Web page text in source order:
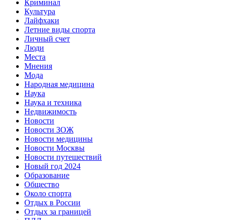
Криминал
Культура
Лайфхаки
Летние виды спорта
Личный счет
Люди
Места
Мнения
Мода
Народная медицина
Наука
Наука и техника
Недвижимость
Новости
Новости ЗОЖ
Новости медицины
Новости Москвы
Новости путешествий
Новый год 2024
Образование
Общество
Около спорта
Отдых в России
Отдых за границей